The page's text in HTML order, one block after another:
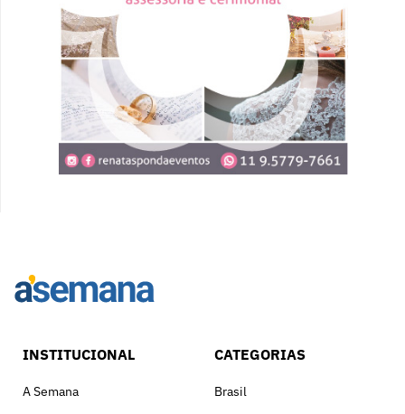
INSTITUCIONAL
A Semana
CATEGORIAS
Brasil